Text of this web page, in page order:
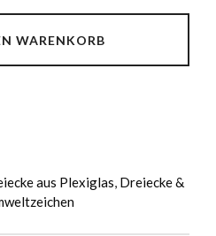
WARENKORB
aus Plexiglas, Dreiecke &